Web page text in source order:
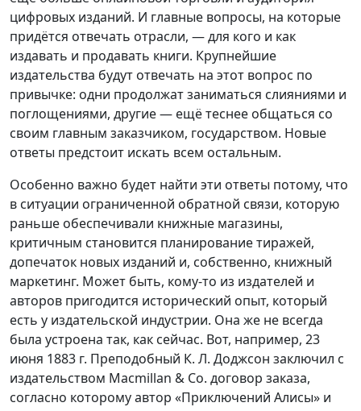
цифровых изданий. И главные вопросы, на которые
придётся отвечать отрасли, — для кого и как
издавать и продавать книги. Крупнейшие
издательства будут отвечать на этот вопрос по
привычке: одни продолжат заниматься слияниями и
поглощениями, другие — ещё теснее общаться со
своим главным заказчиком, государством. Новые
ответы предстоит искать всем остальным.
Особенно важно будет найти эти ответы потому, что
в ситуации ограниченной обратной связи, которую
раньше обеспечивали книжные магазины,
критичным становится планирование тиражей,
допечаток новых изданий и, собственно, книжный
маркетинг. Может быть, кому-то из издателей и
авторов пригодится исторический опыт, который
есть у издательской индустрии. Она же не всегда
была устроена так, как сейчас. Вот, например, 23
июня 1883 г. Преподобный К. Л. Доджсон заключил с
издательством Macmillan & Co. договор заказа,
согласно которому автор «Приключений Алисы» и